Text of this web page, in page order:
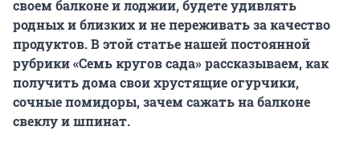
своем балконе и лоджии, будете удивлять
родных и близких и не переживать за качество
продуктов. В этой статье нашей постоянной
рубрики «Семь кругов сада» рассказываем, как
получить дома свои хрустящие огурчики,
сочные помидоры, зачем сажать на балконе
свеклу и шпинат.